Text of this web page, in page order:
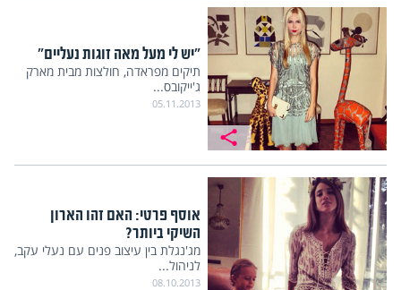
"יש לי מעל מאה זוגות נעליים"
תיקים מפראדה, חולצות מבית מארק
ג'ייקובס...
05.11.2013
אוסף פרטי: האם זהו הארון
השיקי ביותר?
מג'נגלת בין עיצוב פנים עם נעלי עקב,
לניהול...
08.10.2013